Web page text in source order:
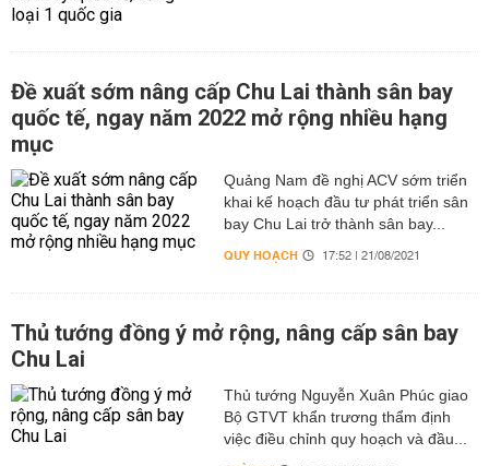
Đề xuất sớm nâng cấp Chu Lai thành sân bay
quốc tế, ngay năm 2022 mở rộng nhiều hạng
mục
Quảng Nam đề nghị ACV sớm triển
khai kế hoạch đầu tư phát triển sân
bay Chu Lai trở thành sân bay...
QUY HOẠCH 17:52 | 21/08/2021
Thủ tướng đồng ý mở rộng, nâng cấp sân bay
Chu Lai
Thủ tướng Nguyễn Xuân Phúc giao
Bộ GTVT khẩn trương thẩm định
việc điều chỉnh quy hoạch và đầu...